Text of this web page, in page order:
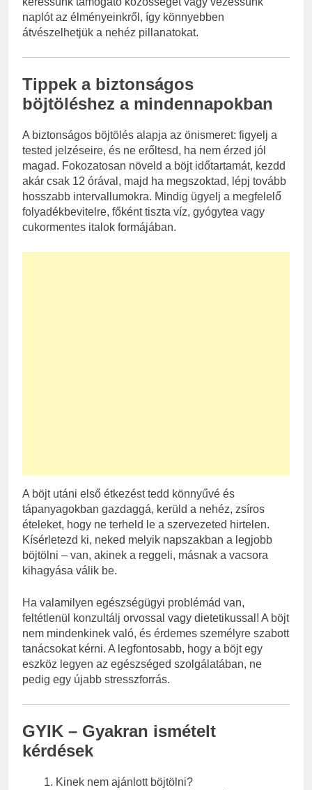
naplót az élményeinkről, így könnyebben
átvészelhetjük a nehéz pillanatokat.
Tippek a biztonságos
böjtöléshez a mindennapokban
A biztonságos böjtölés alapja az önismeret: figyelj a
tested jelzéseire, és ne erőltesd, ha nem érzed jól
magad. Fokozatosan növeld a böjt időtartamát, kezdd
akár csak 12 órával, majd ha megszoktad, lépj tovább
hosszabb intervallumokra. Mindig ügyelj a megfelelő
folyadékbevitelre, főként tiszta víz, gyógytea vagy
cukormentes italok formájában.
A böjt utáni első étkezést tedd könnyűvé és
tápanyagokban gazdaggá, kerüld a nehéz, zsíros
ételeket, hogy ne terheld le a szervezeted hirtelen.
Kísérletezd ki, neked melyik napszakban a legjobb
böjtölni – van, akinek a reggeli, másnak a vacsora
kihagyása válik be.
Ha valamilyen egészségügyi problémád van,
feltétlenül konzultálj orvossal vagy dietetikussal! A böjt
nem mindenkinek való, és érdemes személyre szabott
tanácsokat kérni. A legfontosabb, hogy a böjt egy
eszköz legyen az egészséged szolgálatában, ne
pedig egy újabb stresszforrás.
GYIK – Gyakran ismételt
kérdések
Kinek nem ajánlott böjtölni?